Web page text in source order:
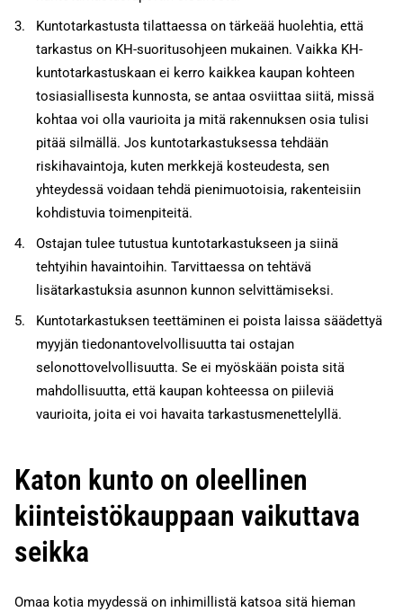
Kuntotarkastusta tilattaessa on tärkeää huolehtia, että
tarkastus on KH-suoritusohjeen mukainen. Vaikka KH-
kuntotarkastuskaan ei kerro kaikkea kaupan kohteen
tosiasiallisesta kunnosta, se antaa osviittaa siitä, missä
kohtaa voi olla vaurioita ja mitä rakennuksen osia tulisi
pitää silmällä. Jos kuntotarkastuksessa tehdään
riskihavaintoja, kuten merkkejä kosteudesta, sen
yhteydessä voidaan tehdä pienimuotoisia, rakenteisiin
kohdistuvia toimenpiteitä.
Ostajan tulee tutustua kuntotarkastukseen ja siinä
tehtyihin havaintoihin. Tarvittaessa on tehtävä
lisätarkastuksia asunnon kunnon selvittämiseksi.
Kuntotarkastuksen teettäminen ei poista laissa säädettyä
myyjän tiedonantovelvollisuutta tai ostajan
selonottovelvollisuutta. Se ei myöskään poista sitä
mahdollisuutta, että kaupan kohteessa on piileviä
vaurioita, joita ei voi havaita tarkastusmenettelyllä.
Katon kunto on oleellinen
kiinteistökauppaan vaikuttava
seikka
Omaa kotia myydessä on inhimillistä katsoa sitä hieman